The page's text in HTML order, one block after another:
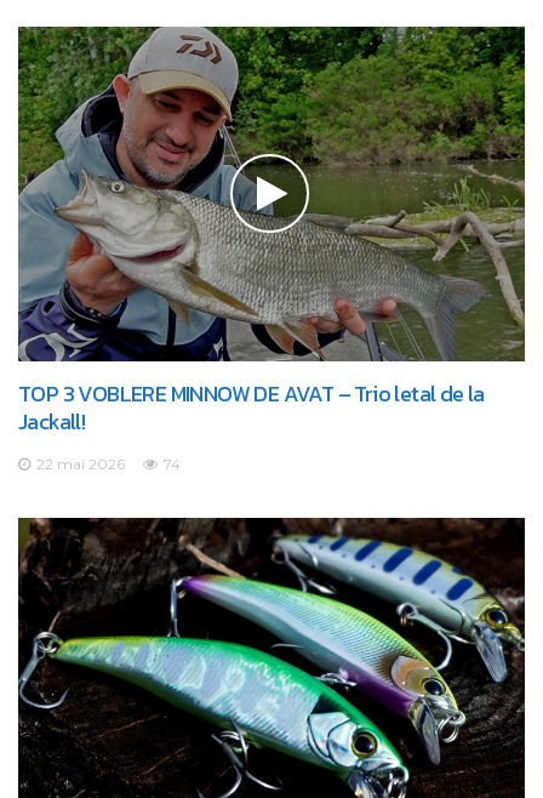
TOP 3 VOBLERE MINNOW DE AVAT – Trio letal de la
Jackall!
22 mai 2026 74